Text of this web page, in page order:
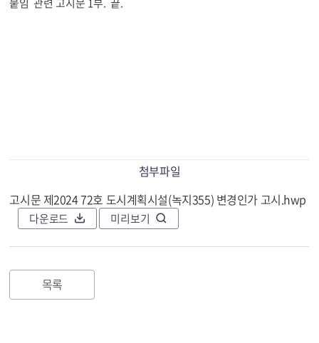
첨부파일
고시문 제2024 72호 도시계획시설(녹지355) 변경인가 고시.hwp
다운로드 미리보기
목록